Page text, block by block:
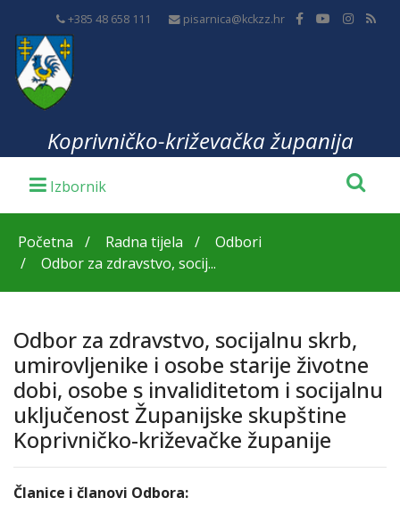
+385 48 658 111 pisarnica@kckzz.hr
Koprivničko-križevačka županija
Početna Radna tijela
Odbori
Odbor za zdravstvo, socij...
Odbor za zdravstvo, socijalnu skrb,
umirovljenike i osobe starije životne
dobi, osobe s invaliditetom i socijalnu
uključenost Županijske skupštine
Koprivničko-križevačke županije
Članice i članovi Odbora: